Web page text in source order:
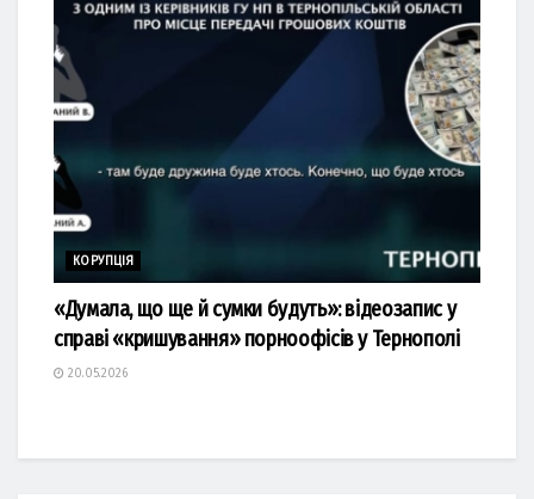
КОРУПЦІЯ
«Думала, що ще й сумки будуть»: відеозапис у
справі «кришування» порноофісів у Тернополі
20.05.2026